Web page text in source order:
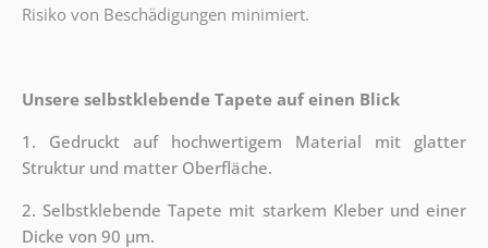
Risiko von Beschädigungen minimiert.
Unsere selbstklebende Tapete auf einen Blick
1. Gedruckt auf hochwertigem Material mit glatter
Struktur und matter Oberfläche.
2. Selbstklebende Tapete mit starkem Kleber und einer
Dicke von 90 µm.